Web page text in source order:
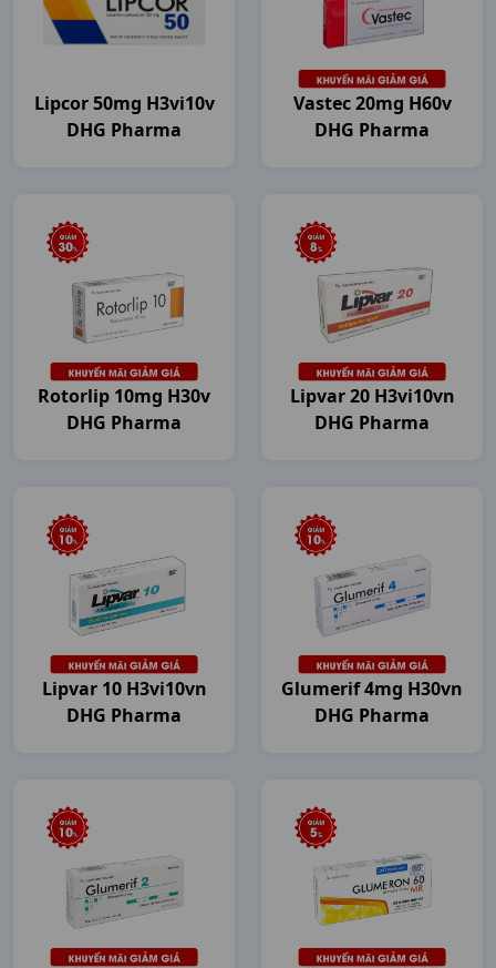
Lipcor 50mg H3vi10v
DHG Pharma
Vastec 20mg H60v
DHG Pharma
Rotorlip 10mg H30v
DHG Pharma
Lipvar 20 H3vi10vn
DHG Pharma
Lipvar 10 H3vi10vn
DHG Pharma
Glumerif 4mg H30vn
DHG Pharma